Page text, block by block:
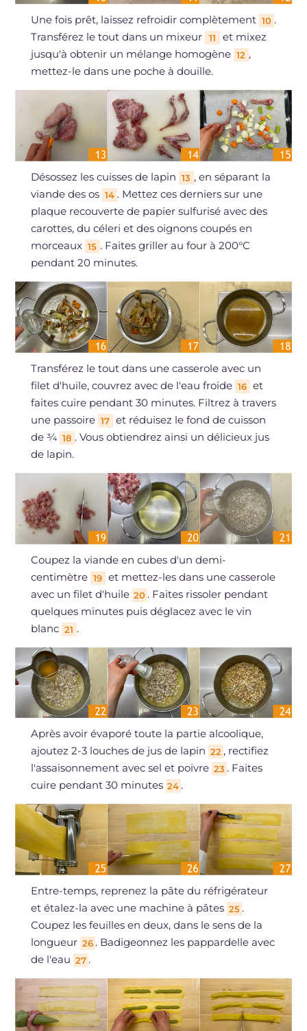
Une fois prêt, laissez refroidir complètement 10 .
Transférez le tout dans un mixeur
11
et mixez
jusqu'à obtenir un mélange homogène 12 ,
mettez-le dans une poche à douille.
Désossez les cuisses de lapin 13 , en séparant la
viande des os 14 . Mettez ces derniers sur une
plaque recouverte de papier sulfurisé avec des
carottes, du céleri et des oignons coupés en
morceaux 15 . Faites griller au four à 200°C
pendant 20 minutes.
Transférez le tout dans une casserole avec un
filet d'huile, couvrez avec de l'eau froide 16 et
faites cuire pendant 30 minutes. Filtrez à travers
une passoire 17 et réduisez le fond de cuisson
de ¾ 18 . Vous obtiendrez ainsi un délicieux jus
de lapin.
Coupez la viande en cubes d'un demi-
centimètre 19 et mettez-les dans une casserole
avec un filet d'huile 20 . Faites rissoler pendant
quelques minutes puis déglacez avec le vin
blanc 21 .
Après avoir évaporé toute la partie alcoolique,
ajoutez 2-3 louches de jus de lapin 22 , rectifiez
l'assaisonnement avec sel et poivre 23 . Faites
cuire pendant 30 minutes 24 .
Entre-temps, reprenez la pâte du réfrigérateur
et étalez-la avec une machine à pâtes 25 .
Coupez les feuilles en deux, dans le sens de la
longueur 26 . Badigeonnez les pappardelle avec
de l'eau 27 .